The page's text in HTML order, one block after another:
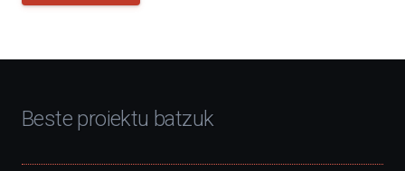
Beste proiektu batzuk